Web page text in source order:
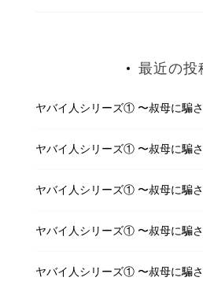
最近の投
ヤバイ人シリーズ① 〜叔母に騙
ヤバイ人シリーズ① 〜叔母に騙
ヤバイ人シリーズ① 〜叔母に騙
ヤバイ人シリーズ① 〜叔母に騙
ヤバイ人シリーズ① 〜叔母に騙